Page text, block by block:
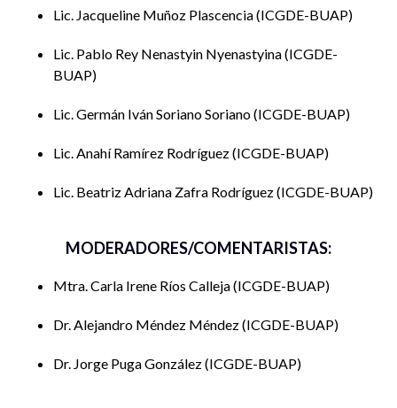
Lic. Jacqueline Muñoz Plascencia ICGDE-BUAP
Lic. Pablo Rey Nenastyin Nyenastyina ICGDE-
BUAP
Lic. Germán Iván Soriano Soriano ICGDE-BUAP
Lic. Anahí Ramírez Rodríguez ICGDE-BUAP
Lic. Beatriz Adriana Zafra Rodríguez ICGDE-BUAP
MODERADORES/COMENTARISTAS:
Mtra. Carla Irene Ríos Calleja ICGDE-BUAP
Dr. Alejandro Méndez Méndez ICGDE-BUAP
Dr. Jorge Puga González ICGDE-BUAP